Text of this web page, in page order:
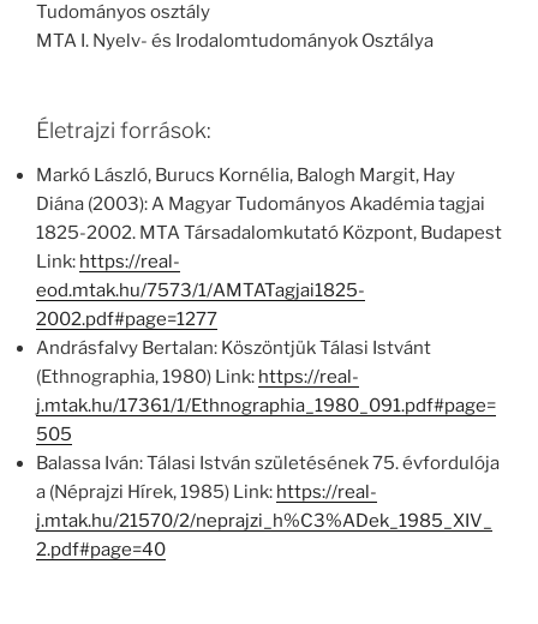
Tudományos osztály
MTA I. Nyelv- és Irodalomtudományok Osztálya
Életrajzi források:
Markó László, Burucs Kornélia, Balogh Margit, Hay
Diána (2003): A Magyar Tudományos Akadémia tagjai
1825-2002. MTA Társadalomkutató Központ, Budapest
Link: https://real-
eod.mtak.hu/7573/1/AMTATagjai1825-
2002.pdf#page=1277
Andrásfalvy Bertalan: Köszöntjük Tálasi Istvánt
(Ethnographia, 1980) Link: https://real-
j.mtak.hu/17361/1/Ethnographia_1980_091.pdf#page=
505
Balassa Iván: Tálasi István születésének 75. évfordulója
a (Néprajzi Hírek, 1985) Link: https://real-
j.mtak.hu/21570/2/neprajzi_h%C3%ADek_1985_XIV_
2.pdf#page=40